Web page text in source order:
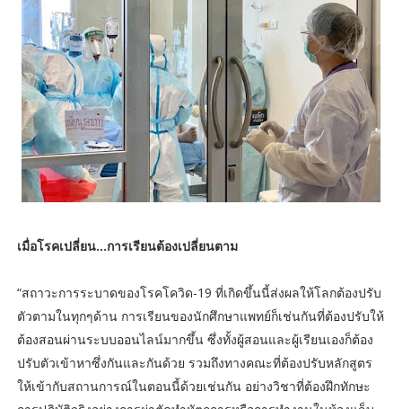
เมื่อโรคเปลี่ยน...การเรียนต้องเปลี่ยนตาม
“สถาวะการระบาดของโรคโควิด-19 ที่เกิดขึ้นนี้ส่งผลให้โลกต้องปรับ
ตัวตามในทุกๆด้าน การเรียนของนักศึกษาแพทย์ก็เช่นกันที่ต้องปรับให้
ต้องสอนผ่านระบบออนไลน์มากขึ้น ซึ่งทั้งผู้สอนและผู้เรียนเองก็ต้อง
ปรับตัวเข้าหาซึ่งกันและกันด้วย รวมถึงทางคณะที่ต้องปรับหลักสูตร
ให้เข้ากับสถานการณ์ในตอนนี้ด้วยเช่นกัน อย่างวิชาที่ต้องฝึกทักษะ